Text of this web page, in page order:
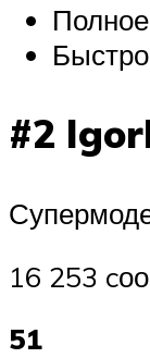
#2
16 253
51